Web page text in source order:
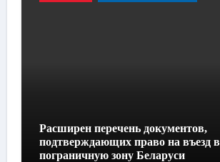
Расширен перечень документов,
подтверждающих право на въезд в
пограничную зону Беларуси